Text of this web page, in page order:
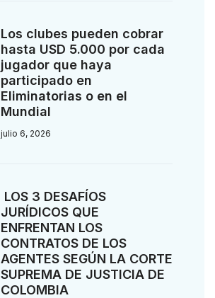
Los clubes pueden cobrar
hasta USD 5.000 por cada
jugador que haya
participado en
Eliminatorias o en el
Mundial
julio 6, 2026
LOS 3 DESAFÍOS
JURÍDICOS QUE
ENFRENTAN LOS
CONTRATOS DE LOS
AGENTES SEGÚN LA CORTE
SUPREMA DE JUSTICIA DE
COLOMBIA